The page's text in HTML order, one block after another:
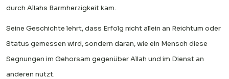
durch Allahs Barmherzigkeit kam.
Seine Geschichte lehrt, dass Erfolg nicht allein an Reichtum oder
Status gemessen wird, sondern daran, wie ein Mensch diese
Segnungen im Gehorsam gegenüber Allah und im Dienst an
anderen nutzt.